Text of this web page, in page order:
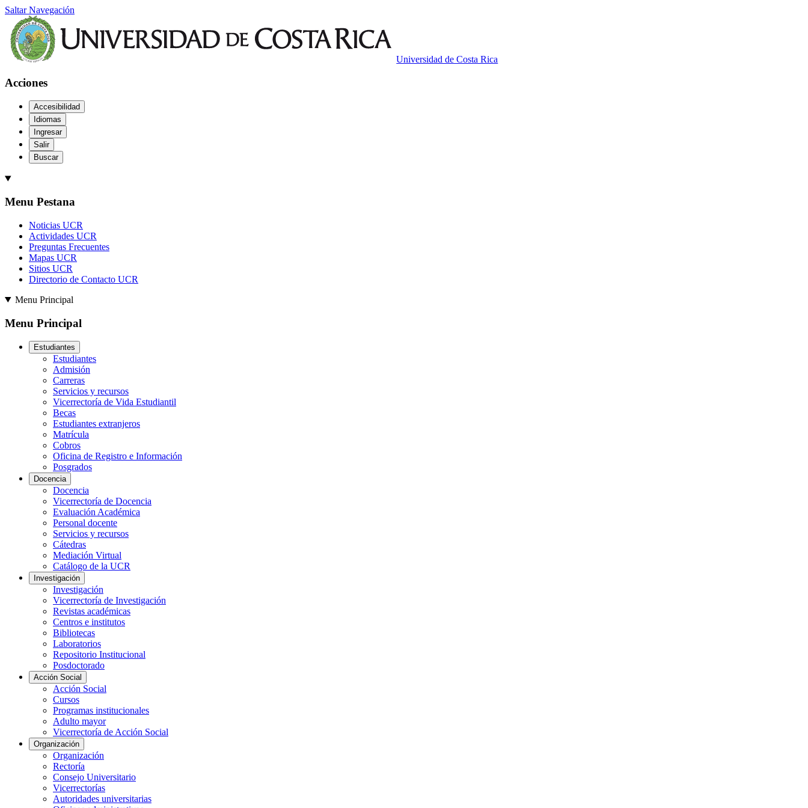
Saltar Navegación
Universidad de Costa Rica
Acciones
Accesibilidad
Idiomas
Ingresar
Salir
Buscar
Menu Pestana
Noticias UCR
Actividades UCR
Preguntas Frecuentes
Mapas UCR
Sitios UCR
Directorio de Contacto UCR
Menu Principal
Menu Principal
Estudiantes
Estudiantes
Admisión
Carreras
Servicios y recursos
Vicerrectoría de Vida Estudiantil
Becas
Estudiantes extranjeros
Matrícula
Cobros
Oficina de Registro e Información
Posgrados
Docencia
Docencia
Vicerrectoría de Docencia
Evaluación Académica
Personal docente
Servicios y recursos
Cátedras
Mediación Virtual
Catálogo de la UCR
Investigación
Investigación
Vicerrectoría de Investigación
Revistas académicas
Centros e institutos
Bibliotecas
Laboratorios
Repositorio Institucional
Posdoctorado
Acción Social
Acción Social
Cursos
Programas institucionales
Adulto mayor
Vicerrectoría de Acción Social
Organización
Organización
Rectoría
Consejo Universitario
Vicerrectorías
Autoridades universitarias